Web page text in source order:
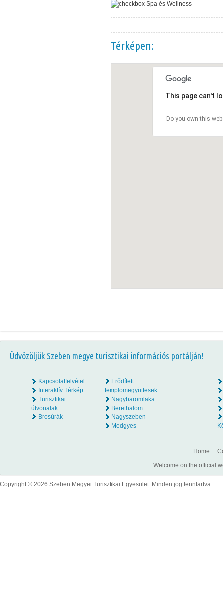
Spa és Wellness
Térképen:
This page can't
Do you own this
Üdvözöljük Szeben megye turisztikai információs portálján!
Kapcsolatfelvétel
Interaktív Térkép
Turisztikai
útvonalak
Brosúrák
Erődített
templomegyüttesek
Nagybaromlaka
Berethalom
Nagyszeben
Medgyes
Home
Welcome on the official
Copyright © 2026 Szeben Megyei Turisztikai Egyesület. Minden jog fenntartva.